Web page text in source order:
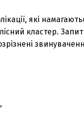
які
кластер.